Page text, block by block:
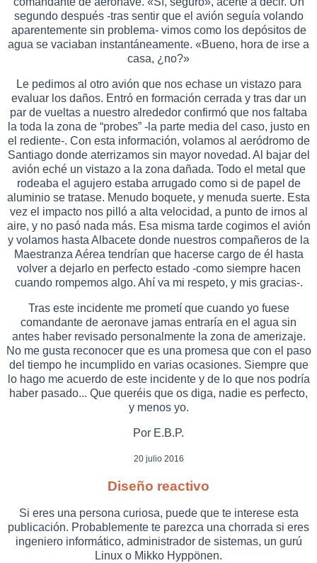
segundo después -tras sentir que el avión seguía volando
aparentemente sin problema- vimos como los depósitos de
agua se vaciaban instantáneamente. «Bueno, hora de irse a
casa, ¿no?»
Le pedimos al otro avión que nos echase un vistazo para
evaluar los daños. Entró en formación cerrada y tras dar un
par de vueltas a nuestro alrededor confirmó que nos faltaba
la toda la zona de “probes” -la parte media del caso, justo en
el rediente-. Con esta información, volamos al aeródromo de
Santiago donde aterrizamos sin mayor novedad. Al bajar del
avión eché un vistazo a la zona dañada. Todo el metal que
rodeaba el agujero estaba arrugado como si de papel de
aluminio se tratase. Menudo boquete, y menuda suerte. Esta
vez el impacto nos pilló a alta velocidad, a punto de irnos al
aire, y no pasó nada más. Esa misma tarde cogimos el avión
y volamos hasta Albacete donde nuestros compañeros de la
Maestranza Aérea tendrían que hacerse cargo de él hasta
volver a dejarlo en perfecto estado -como siempre hacen
cuando rompemos algo. Ahí va mi respeto, y mis gracias-.
Tras este incidente me prometí que cuando yo fuese
comandante de aeronave jamas entraría en el agua sin
antes haber revisado personalmente la zona de amerizaje.
No me gusta reconocer que es una promesa que con el paso
del tiempo he incumplido en varias ocasiones. Siempre que
lo hago me acuerdo de este incidente y de lo que nos podría
haber pasado... Que queréis que os diga, nadie es perfecto,
y menos yo.
Por E.B.P.
20 julio 2016
Diseño reactivo
Si eres una persona curiosa, puede que te interese esta
publicación. Probablemente te parezca una chorrada si eres
ingeniero informático, administrador de sistemas, un gurú
Linux o Mikko Hyppönen.